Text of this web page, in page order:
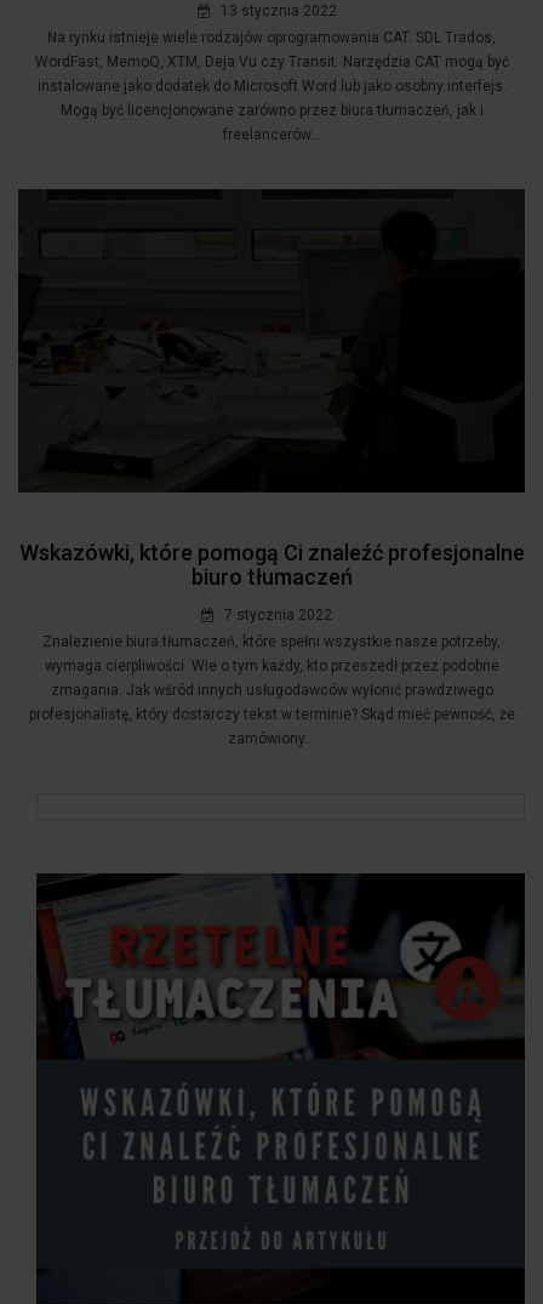
13 stycznia 2022
Na rynku istnieje wiele rodzajów oprogramowania CAT. SDL Trados,
WordFast, MemoQ, XTM, Deja Vu czy Transit. Narzędzia CAT mogą być
instalowane jako dodatek do Microsoft Word lub jako osobny interfejs.
Mogą być licencjonowane zarówno przez biura tłumaczeń, jak i
freelancerów...
Wskazówki, które pomogą Ci znaleźć profesjonalne
biuro tłumaczeń
7 stycznia 2022
Znalezienie biura tłumaczeń, które spełni wszystkie nasze potrzeby,
wymaga cierpliwości. Wie o tym każdy, kto przeszedł przez podobne
zmagania. Jak wśród innych usługodawców wyłonić prawdziwego
profesjonalistę, który dostarczy tekst w terminie? Skąd mieć pewność, że
zamówiony...